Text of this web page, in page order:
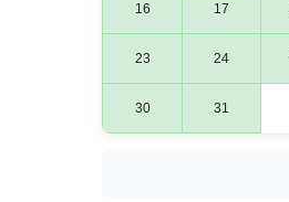
16 17
23 24
30 31